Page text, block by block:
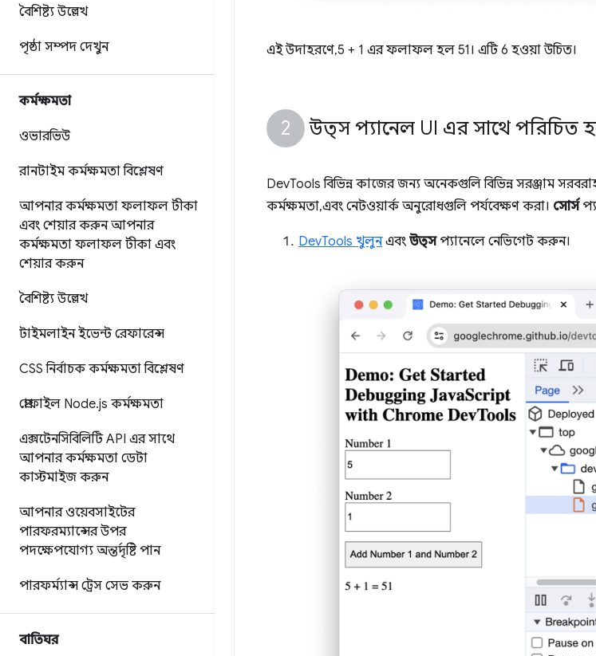
বৈশিষ্ট্য উল্লেখ
পৃষ্ঠা সম্পদ দেখুন
কর্মক্ষমতা
ওভারভিউ
রানটাইম কর্মক্ষমতা বিশ্লেষণ
আপনার কর্মক্ষমতা ফলাফল টীকা
এবং শেয়ার করুনআপনার
কর্মক্ষমতা ফলাফল টীকা এবং
শেয়ার করুন
বৈশিষ্ট্য উল্লেখ
টাইমলাইন ইভেন্ট রেফারেন্স
CSS নির্বাচক কর্মক্ষমতা বিশ্লেষণ
প্রোফাইল Node.js কর্মক্ষমতা
এক্সটেনসিবিলিটি API এর সাথে
আপনার কর্মক্ষমতা ডেটা
কাস্টমাইজ করুন
আপনার ওয়েবসাইটের
পারফরম্যান্সের উপর
পদক্ষেপযোগ্য অন্তর্দৃষ্টি পান
পারফর্ম্যান্স ট্রেস সেভ করুন
বাতিঘর
এই উদাহরণে, 5 + 1 এর ফলাফল হল 51। এটি 6 হওয়া উচিত।
উত্স প্যানেল UI এর সাথে পরিচিত
DevTools বিভিন্ন কাজের জন্য অনেকগুলি বিভিন্ন সরঞ্জাম
কর্মক্ষমতা, এবং নেটওয়ার্ক অনুরোধগুলি পর্যবেক্ষণ করা। সোর্স
DevTools খুলুনএবং উত্সপ্যানেলে নেভিগেট করুন।